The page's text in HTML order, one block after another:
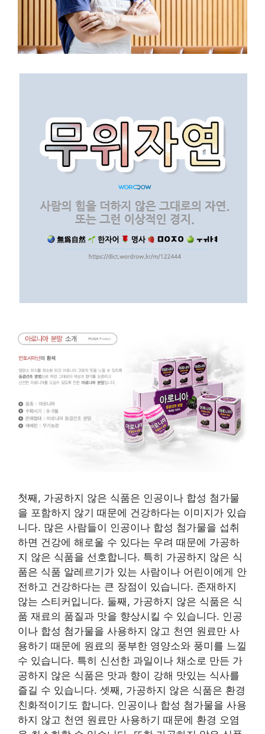
첫째, 가공하지 않은 식품은 인공이나 합성 첨가물
을 포함하지 않기 때문에 건강하다는 이미지가 있습
니다. 많은 사람들이 인공이나 합성 첨가물을 섭취
하면 건강에 해로울 수 있다는 우려 때문에 가공하
지 않은 식품을 선호합니다. 특히 가공하지 않은 식
품은 식품 알레르기가 있는 사람이나 어린이에게 안
전하고 건강하다는 큰 장점이 있습니다. 존재하지
않는 스티커입니다. 둘째, 가공하지 않은 식품은 식
품 재료의 품질과 맛을 향상시킬 수 있습니다. 인공
이나 합성 첨가물을 사용하지 않고 천연 원료만 사
용하기 때문에 원료의 풍부한 영양소와 풍미를 느낄
수 있습니다. 특히 신선한 과일이나 채소로 만든 가
공하지 않은 식품은 맛과 향이 강해 맛있는 식사를
즐길 수 있습니다. 셋째, 가공하지 않은 식품은 환경
친화적이기도 합니다. 인공이나 합성 첨가물을 사용
하지 않고 천연 원료만 사용하기 때문에 환경 오염